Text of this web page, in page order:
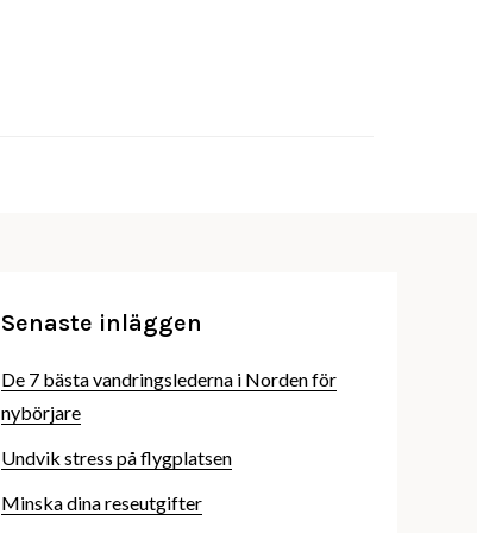
Senaste inläggen
De 7 bästa vandringslederna i Norden för
nybörjare
Undvik stress på flygplatsen
Minska dina reseutgifter